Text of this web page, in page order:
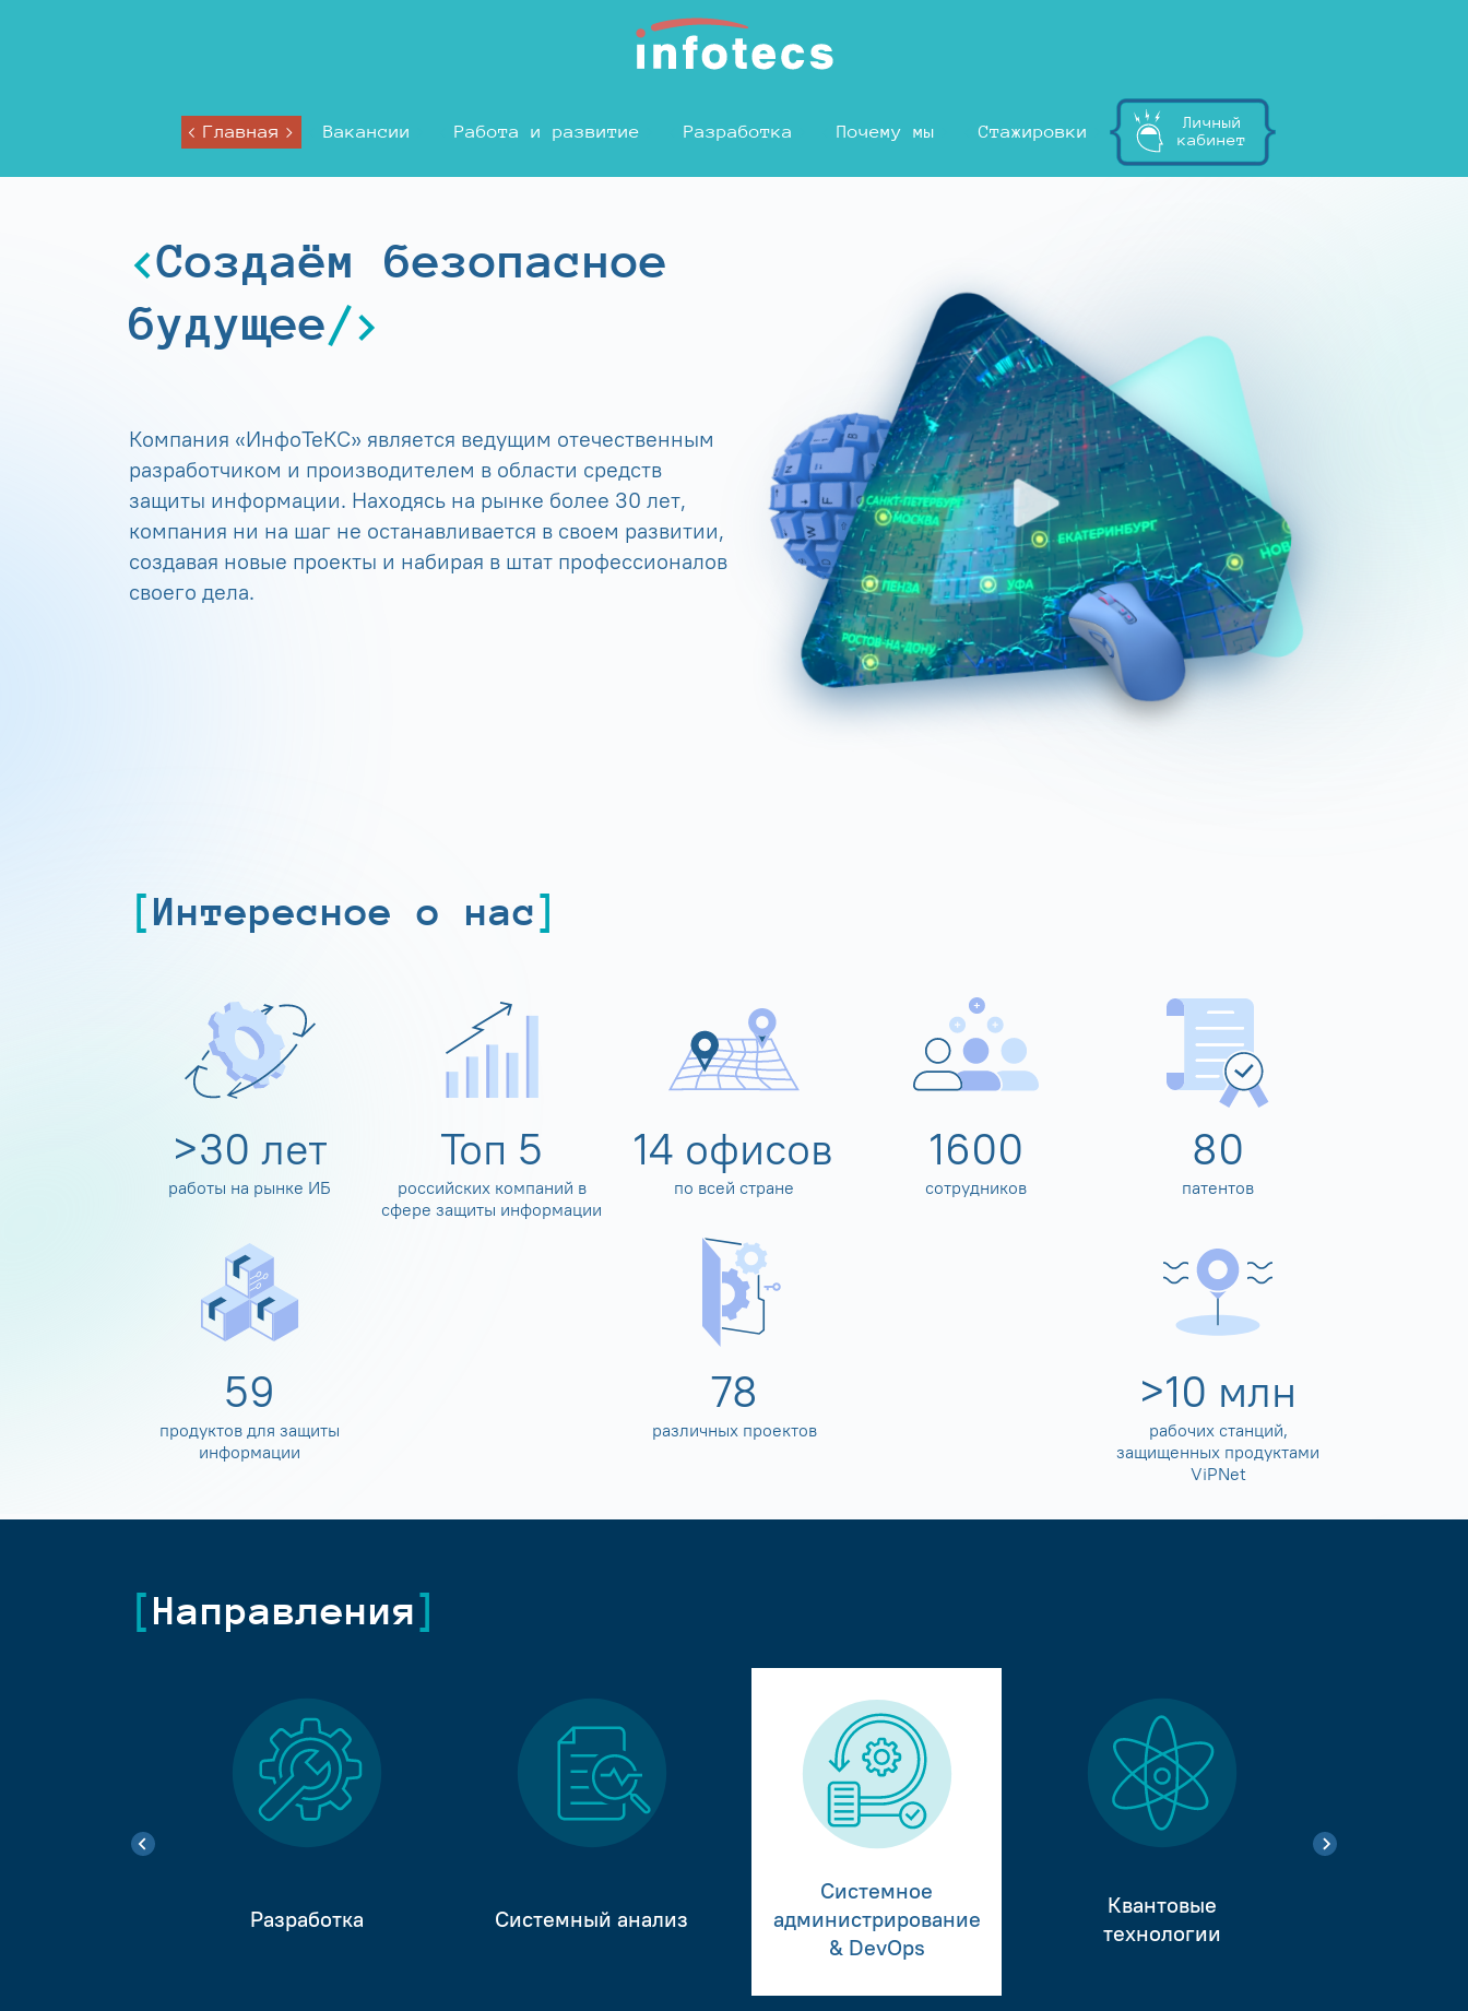
Главная Вакансии Работа и развитие Разработка Почему мы Стажировки
Личный
кабинет
Создаём безопасное
будущее
Компания «ИнфоТеКС» является ведущим отечественным
разработчиком и производителем в области средств
защиты информации. Находясь на рынке более 30 лет,
компания ни на шаг не останавливается в своем развитии,
создавая новые проекты и набирая в штат профессионалов
своего дела.
Интересное о нас
>30 лет
работы на рынке ИБ
Топ 5
российских компаний в
сфере защиты информации
14 офисов
по всей стране
1600
сотрудников
80
патентов
60
продуктов для защиты
информации
80
различных проектов
>10 млн
рабочих станций,
защищенных продуктами
ViPNet
Направления
Разработка Системный анализ
Системное
администрирование
& DevOps
Квантовые
технологии